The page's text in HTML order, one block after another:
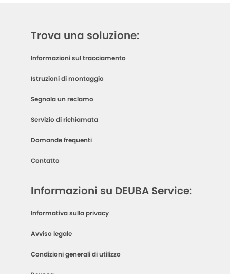
Trova una soluzione:
Informazioni sul tracciamento
Istruzioni di montaggio
Segnala un reclamo
Servizio di richiamata
Domande frequenti
Contatto
Informazioni su DEUBA Service:
Informativa sulla privacy
Avviso legale
Condizioni generali di utilizzo